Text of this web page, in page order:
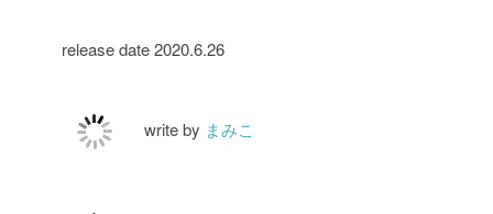
release date 2020.6.26
write by まみこ